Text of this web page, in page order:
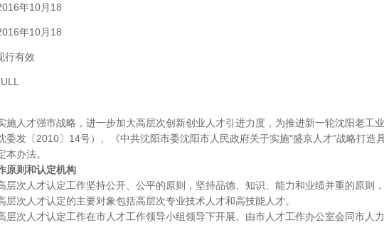
年10月18
年10月18
行有效
人才强市战略，进一步加大高层次创新创业人才引进力度，为推进新一轮沈阳老工
委发〔2010〕14号）、《中共沈阳市委沈阳市人民政府关于实施"盛京人才"战略打
本办法。
则和认定机构
次人才认定工作坚持公开、公平的原则，坚持品德、知识、能力和业绩并重的原则，
次人才认定的主要对象包括高层次专业技术人才和高技能人才。
次人才认定工作在市人才工作领导小组领导下开展。由市人才工作办公室会同市人